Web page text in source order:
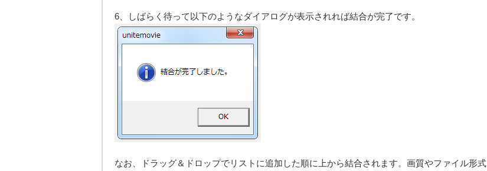
6、しばらく待って以下のようなダイアログが表示されれば結合が完了です。
なお、ドラッグ＆ドロップでリストに追加した順に上から結合されます。画質やファイル形式